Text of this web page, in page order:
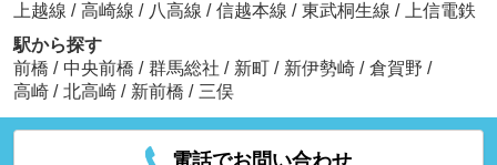
上越線 / 高崎線 / 八高線 / 信越本線 / 東武桐生線 /
上信電鉄
駅から探す
前橋 / 中央前橋 / 群馬総社 / 新町 / 新伊勢崎 / 倉賀野 /
高崎 / 北高崎 / 新前橋 / 三俣